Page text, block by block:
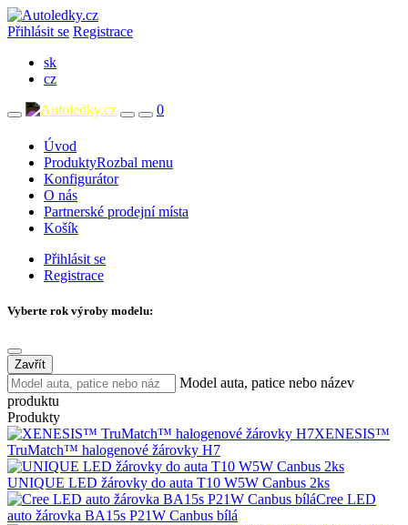
Přihlásit se Registrace
sk
cz
0
Úvod
ProduktyRozbal menu
Konfigurátor
O nás
Partnerské prodejní místa
Košík
Přihlásit se
Registrace
Vyberte rok výroby modelu:
Zavřít
Model auta, patice nebo název
produktu
Produkty
XENESIS™
TruMatch™ halogenové žárovky H7
UNIQUE LED žárovky do auta T10 W5W Canbus 2ks
Cree LED
auto žárovka BA15s P21W Canbus bílá